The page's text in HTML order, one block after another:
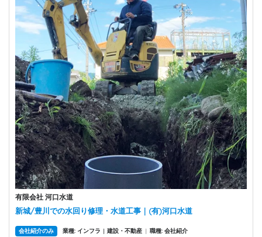
有限会社 河口水道
新城/豊川での水回り修理・水道工事｜(有)河口水道
会社紹介のみ 業種: インフラ | 建設・不動産 | 職種: 会社紹介